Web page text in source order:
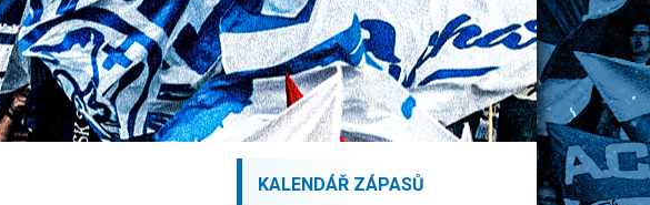
KALENDÁŘ ZÁPASŮ